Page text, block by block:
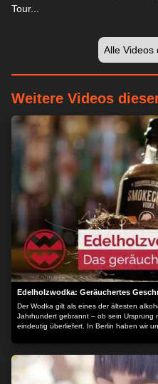
Wir und unsere 1538 Partner
Informationen wie Cookies auf
personenbezogene Daten wie
Standardinformationen, die
Werbung und Inhalte, Werbung
Zielgruppenforschung und
werden.
Mit Ihrer Erlaubnis
über Gerätescans genaue
abfragen. Sie können auf die
klicken, um der o. a.
Partner zuzustimmen.
Informationen zugreifen und
Sie der Verarbeitung
beachten Sie, dass die
personenbezogenen Daten
kann, obwohl Sie das Recht
zu widersprechen. Ihre
Website. Sie können Ihre
Ihre Einwilligung widerrufen,
zurückkehren und unten auf
"Datenschutz" klicken.
Tour...
Alle Videos
Weitere Videos
Edelholzwodka: Geräuchertes
Der Wodka gilt als eines der ältesten
Jahrhundert gebrannt – ob sein Ursprung
eindeutig überliefert. In Berlin haben wir